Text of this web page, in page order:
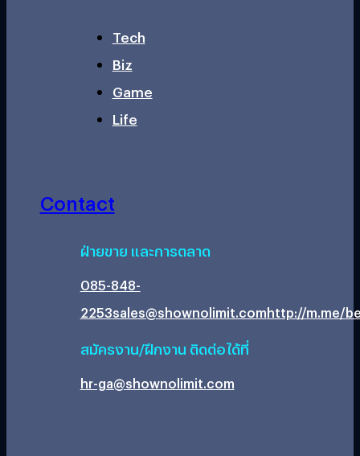
Tech
Biz
Game
Life
Contact
ฝ่ายขาย และการตลาด
085-848-
2253sales@shownolimit.comhttp://m.me/
สมัครงาน/ฝึกงาน ติดต่อได้ที่
hr-ga@shownolimit.com